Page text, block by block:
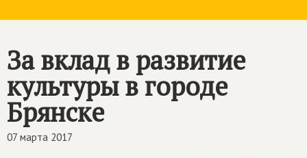
За вклад в развитие
культуры в городе
Брянске
07 марта 2017